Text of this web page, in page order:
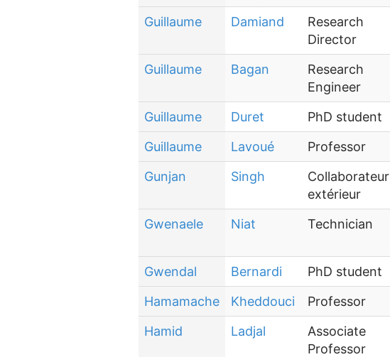
Guillaume
Damiand
Research
Director
Guillaume Bagan
Research
Engineer
Guillaume Duret PhD student
Guillaume
Lavoué Professor
Gunjan
Singh
Collaborateur
extérieur
Gwenaele Niat Technician
Gwendal Bernardi PhD student
Hamamache
Kheddouci Professor
Hamid
Ladjal
Associate
Professor